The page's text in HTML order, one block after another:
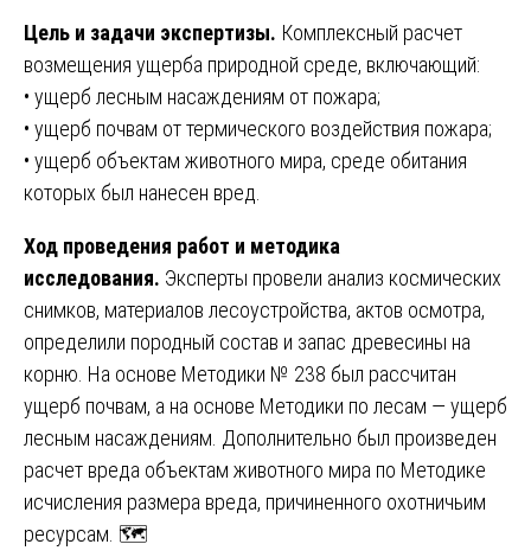
Цель и задачи экспертизы. Комплексный расчет
возмещения ущерба природной среде, включающий:
• ущерб лесным насаждениям от пожара;
• ущерб почвам от термического воздействия пожара;
• ущерб объектам животного мира, среде обитания
которых был нанесен вред.
Ход проведения работ и методика
исследования. Эксперты провели анализ космических
снимков, материалов лесоустройства, актов осмотра,
определили породный состав и запас древесины на
корню. На основе Методики № 238 был рассчитан
ущерб почвам, а на основе Методики по лесам — ущерб
лесным насаждениям. Дополнительно был произведен
расчет вреда объектам животного мира по Методике
исчисления размера вреда, причиненного охотничьим
ресурсам. 🗺️